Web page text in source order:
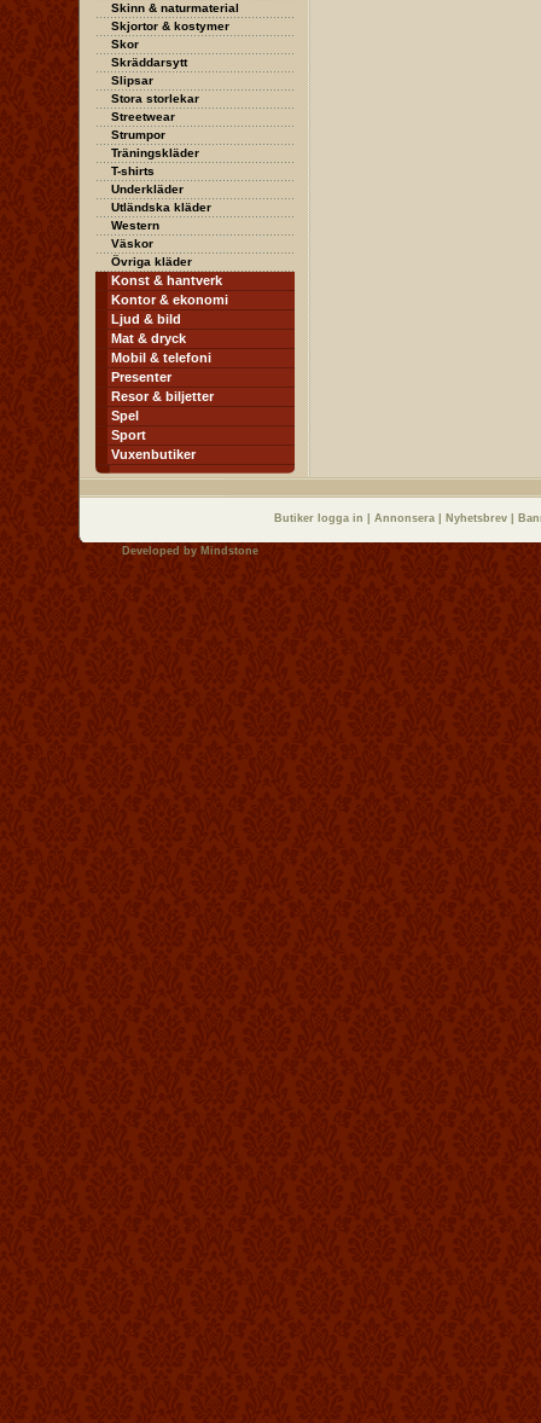
Skinn & naturmaterial
Skjortor & kostymer
Skor
Skräddarsytt
Slipsar
Stora storlekar
Streetwear
Strumpor
Träningskläder
T-shirts
Underkläder
Utländska kläder
Western
Väskor
Övriga kläder
Konst & hantverk
Kontor & ekonomi
Ljud & bild
Mat & dryck
Mobil & telefoni
Presenter
Resor & biljetter
Spel
Sport
Vuxenbutiker
Butiker logga in Annonsera Nyhetsbrev
Developed by Mindstone